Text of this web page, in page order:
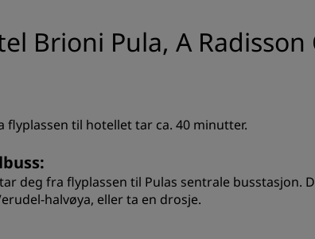
Brioni Pula, A
flyplassen til hotellet tar ca. 40 minutter.
deg fra flyplassen til Pulas sentrale busstasjon.
halvøya, eller ta en drosje.